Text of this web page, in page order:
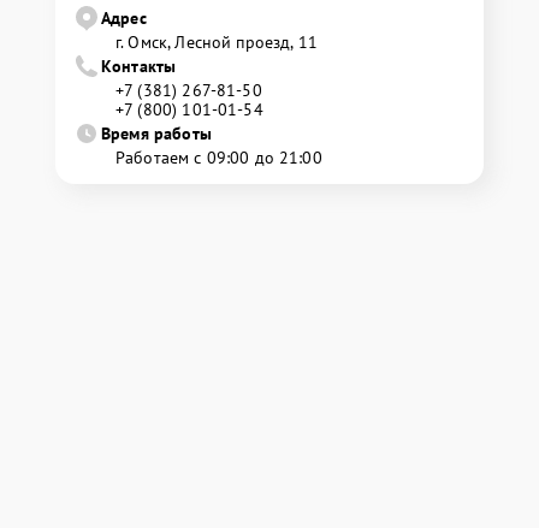
Адрес
г. Омск, ​Лесной проезд, 11
Контакты
+7 (381) 267-81-50
+7 (800) 101-01-54
Время работы
Работаем с 09:00 до 21:00